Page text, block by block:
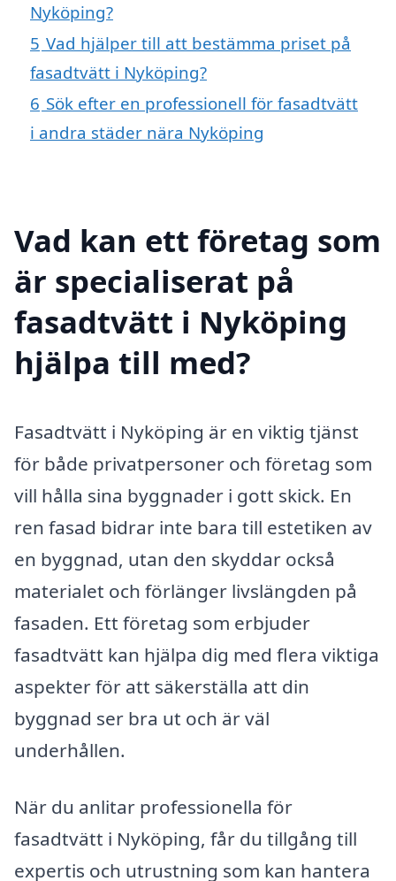
Nyköping?
5 Vad hjälper till att bestämma priset på
fasadtvätt i Nyköping?
6 Sök efter en professionell för fasadtvätt
i andra städer nära Nyköping
Vad kan ett företag som
är specialiserat på
fasadtvätt i Nyköping
hjälpa till med?
Fasadtvätt i Nyköping är en viktig tjänst
för både privatpersoner och företag som
vill hålla sina byggnader i gott skick. En
ren fasad bidrar inte bara till estetiken av
en byggnad, utan den skyddar också
materialet och förlänger livslängden på
fasaden. Ett företag som erbjuder
fasadtvätt kan hjälpa dig med flera viktiga
aspekter för att säkerställa att din
byggnad ser bra ut och är väl
underhållen.
När du anlitar professionella för
fasadtvätt i Nyköping, får du tillgång till
expertis och utrustning som kan hantera